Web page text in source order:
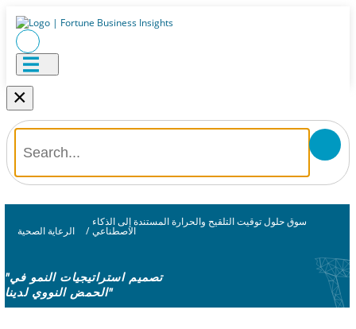
×
الرعاية الصحية /
سوق حلول توقيت التلقيح والحرارة المستندة إلى الذكاء
الاصطناعي
"تصميم استراتيجيات النمو في
الحمض النووي لدينا"